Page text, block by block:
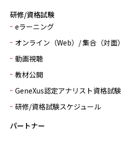
研修/資格試験
eラーニング
オンライン（Web）/ 集合（対面）
動画視聴
教材公開
GeneXus認定アナリスト資格試験
研修/資格試験スケジュール
パートナー